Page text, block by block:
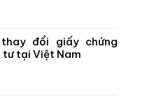
đổi giấy chứng
tư tại Việt Nam